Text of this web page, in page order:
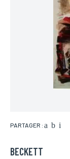
PARTAGER :
BECKETT